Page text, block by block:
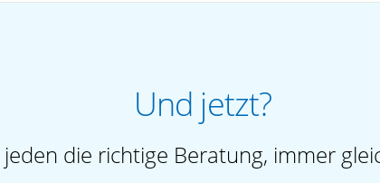
Und jetzt?
die richtige Beratung, immer